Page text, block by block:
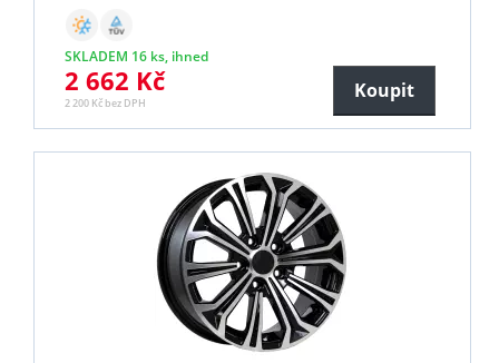
SKLADEM 16 ks, ihned
2 662 Kč
2 200 Kč bez DPH
Koupit